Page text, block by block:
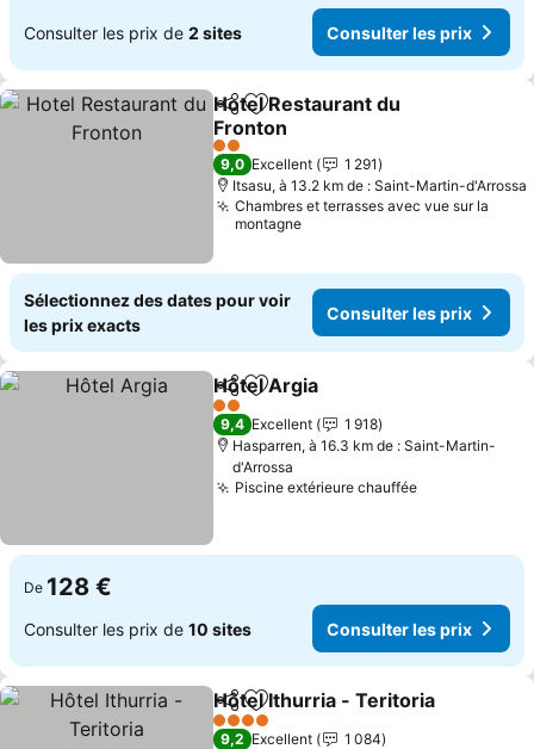
Consulter les prix de 2 sites Consulter les prix
PartagerAjouter à mes favoris
Hotel Restaurant du
Fronton
Consulter les prix
2 Étoiles
9,0 Excellent
1 291
Itsasu, à 13.2 km de : Saint-Martin-d'Arrossa
Chambres et terrasses avec vue sur la
montagne
Sélectionnez des dates pour voir
les prix exacts
Consulter les prix
PartagerAjouter à mes favoris
Hôtel Argia
2 Étoiles
9,4 Excellent
1 918
Hasparren, à 16.3 km de : Saint-Martin-
d'Arrossa
Piscine extérieure chaufféeConsulter
De 128 €
Consulter les prix de 10 sites Consulter les prix
PartagerAjouter à mes favoris
Hôtel Ithurria - Teritoria
4 Étoiles
9,2 Excellent
1 084